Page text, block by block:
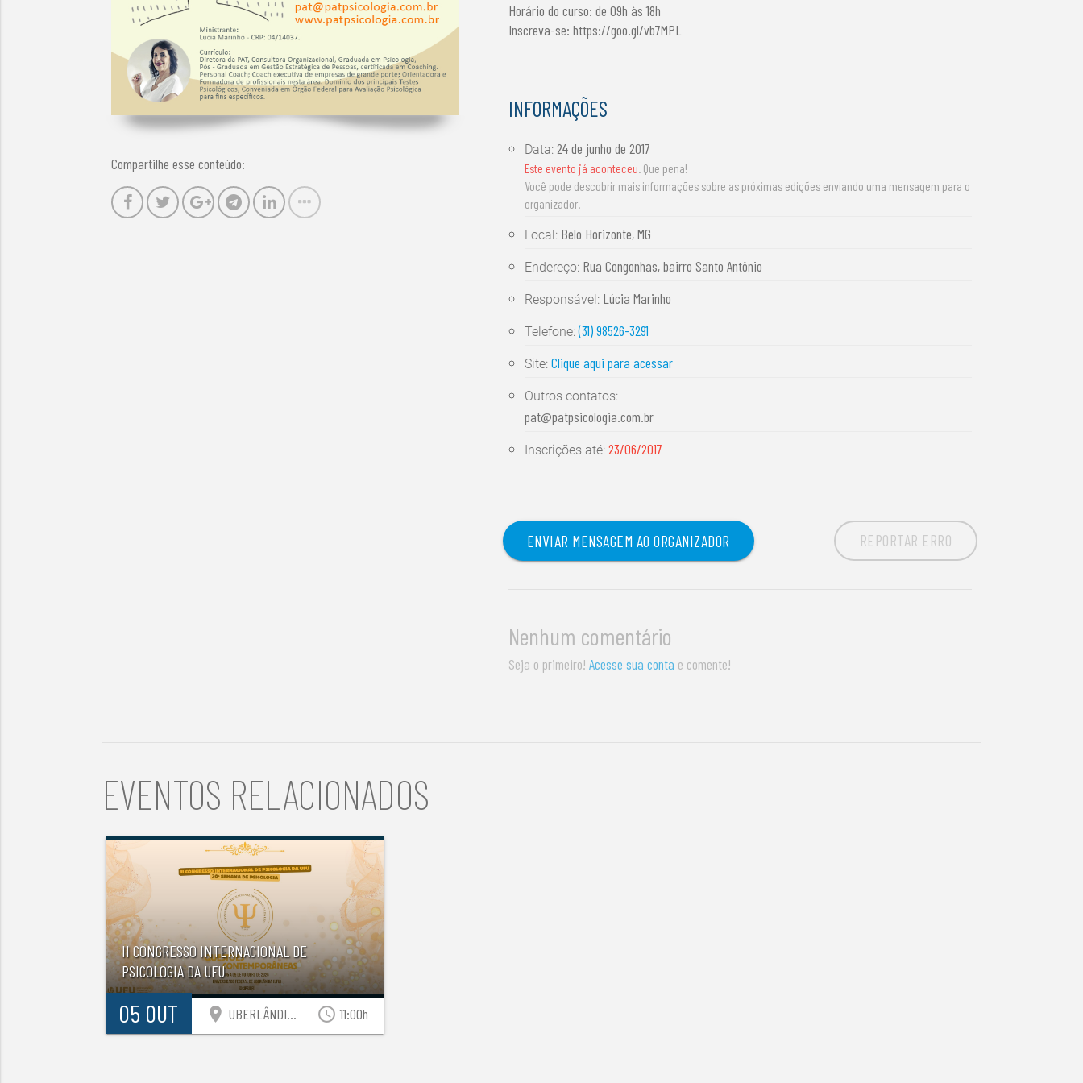
Compartilhe esse conteúdo:
Horário do curso: de 09h às 18h
Inscreva-se: https://goo.gl/vb7MPL
INFORMAÇÕES
Data:24 de junho de 2017
Este evento já aconteceu. Que pena!
Você pode descobrir mais informações sobre as próximas edições enviando uma mensagem para o
organizador.
Local: Belo Horizonte, MG
Endereço: Rua Congonhas, bairro Santo Antônio
Responsável: Lúcia Marinho
Telefone:(31) 98526-3291
Site:Clique aqui para acessar
Outros contatos:
pat@patpsicologia.com.br
Inscrições até:23/06/2017
ENVIAR MENSAGEM AO ORGANIZADOR REPORTAR ERRO
Nenhum comentário
Seja o primeiro!Acesse sua conta e comente!
EVENTOS RELACIONADOS
II CONGRESSO INTERNACIONAL DE
PSICOLOGIA DA UFU
05 OUT location_on UBERLÂNDIA-MG access_time 11:00h